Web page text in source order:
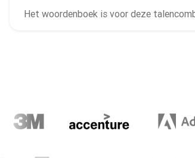
Het woordenboek is voor deze